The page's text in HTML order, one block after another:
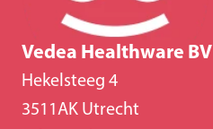
Vedea Healthware BV
Hekelsteeg 4
3511AK Utrecht